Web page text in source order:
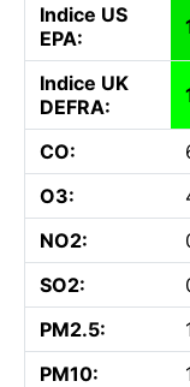
Indice US
EPA:
Indice UK
DEFRA:
CO:
O3:
NO2:
SO2:
PM2.5:
PM10: